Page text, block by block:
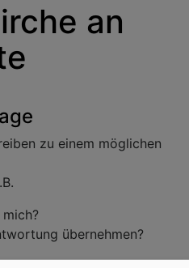
an
zu einem möglichen
übernehmen?